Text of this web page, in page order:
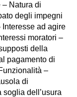
– Natura di
degli impegni
ad agire
moratori –
della
pagamento di
–
di
dell’usura